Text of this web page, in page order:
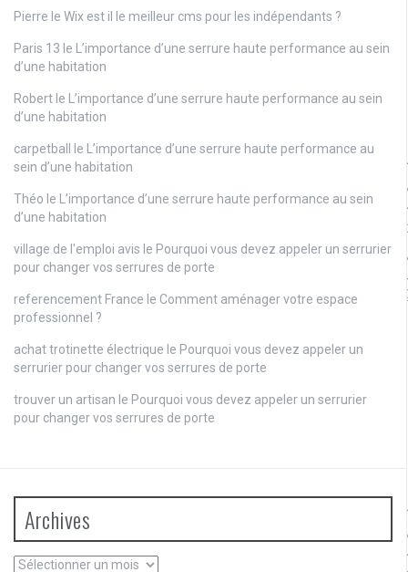
Pierre le Wix est il le meilleur cms pour les indépendants ?
Paris 13 le
L’importance d’une serrure haute performance au sein
d’une habitation
Robert le
L’importance d’une serrure haute performance au sein
d’une habitation
carpetball le
L’importance d’une serrure haute performance au
sein d’une habitation
Théo le
L’importance d’une serrure haute performance au sein
d’une habitation
village de l'emploi avis le Pourquoi vous devez appeler un serrurier
pour changer vos serrures de porte
referencement France le Comment aménager votre espace
professionnel ?
achat trotinette électrique le Pourquoi vous devez appeler un
serrurier pour changer vos serrures de porte
trouver un artisan le Pourquoi vous devez appeler un serrurier
pour changer vos serrures de porte
Archives
Archives